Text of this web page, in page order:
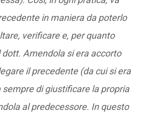
in maniera da poterlo
verificare e, per quanto
Amendola si era accorto
il precedente (da cui si era
di giustificare la propria
al predecessore. In questo